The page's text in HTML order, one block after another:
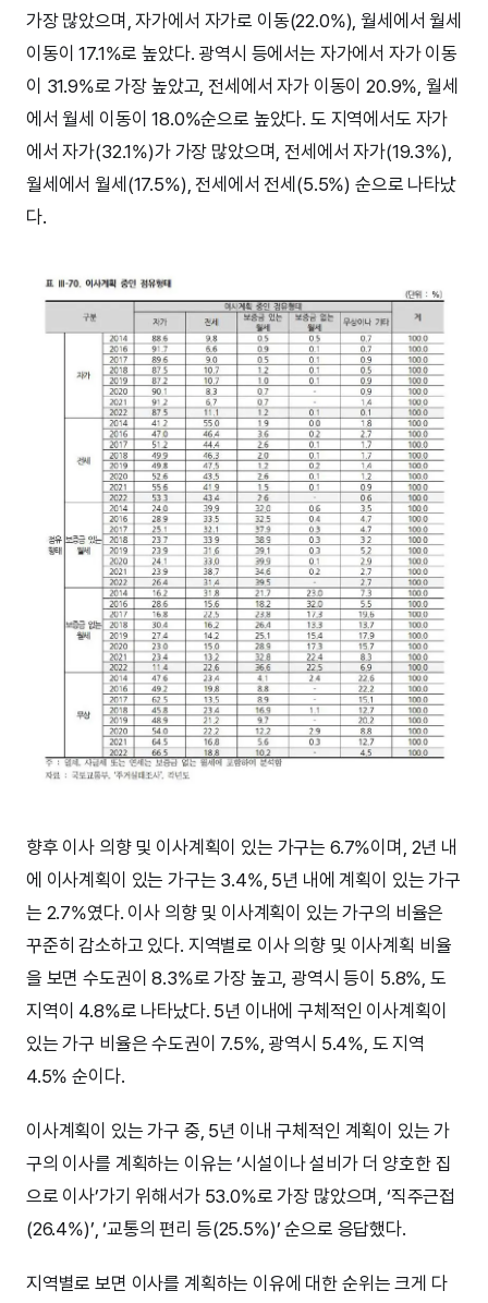
가장 많았으며, 자가에서 자가로 이동(22.0%), 월세에서 월세
이동이 17.1%로 높았다. 광역시 등에서는 자가에서 자가 이동
이 31.9%로 가장 높았고, 전세에서 자가 이동이 20.9%, 월세
에서 월세 이동이 18.0%순으로 높았다. 도 지역에서도 자가
에서 자가(32.1%)가 가장 많았으며, 전세에서 자가(19.3%),
월세에서 월세(17.5%), 전세에서 전세(5.5%) 순으로 나타났
다.
향후 이사 의향 및 이사계획이 있는 가구는 6.7%이며, 2년 내
에 이사계획이 있는 가구는 3.4%, 5년 내에 계획이 있는 가구
는 2.7%였다. 이사 의향 및 이사계획이 있는 가구의 비율은
꾸준히 감소하고 있다. 지역별로 이사 의향 및 이사계획 비율
을 보면 수도권이 8.3%로 가장 높고, 광역시 등이 5.8%, 도
지역이 4.8%로 나타났다. 5년 이내에 구체적인 이사계획이
있는 가구 비율은 수도권이 7.5%, 광역시 5.4%, 도 지역
4.5% 순이다.
이사계획이 있는 가구 중, 5년 이내 구체적인 계획이 있는 가
구의 이사를 계획하는 이유는 ‘시설이나 설비가 더 양호한 집
으로 이사’가기 위해서가 53.0%로 가장 많았으며, ‘직주근접
(26.4%)’, ‘교통의 편리 등(25.5%)’ 순으로 응답했다.
지역별로 보면 이사를 계획하는 이유에 대한 순위는 크게 다